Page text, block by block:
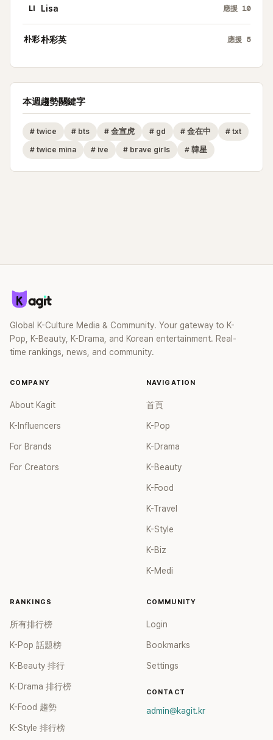
LI Lisa 應援 10
朴彩朴彩英 應援 5
本週趨勢關鍵字
# twice # bts # 金宣虎 # gd # 金在中 # txt
# twice mina # ive # brave girls # 韓星
Global K-Culture Media & Community. Your gateway to K-
Pop, K-Beauty, K-Drama, and Korean entertainment. Real-
time rankings, news, and community.
COMPANY
About Kagit
K-Influencers
For Brands
For Creators
NAVIGATION
首頁
K-Pop
K-Drama
K-Beauty
K-Food
K-Travel
K-Style
K-Biz
K-Medi
RANKINGS
所有排行榜
K-Pop 話題榜
K-Beauty 排行
K-Drama 排行榜
K-Food 趨勢
K-Style 排行榜
COMMUNITY
Login
Bookmarks
Settings
CONTACT
admin@kagit.kr